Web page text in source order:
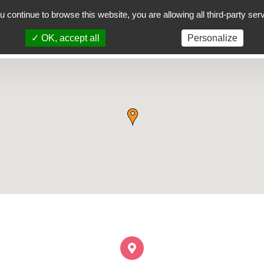
Cursos presenciales Localidades
continue to browse this website, you are allowing all third-party
✓ OK, accept all Personalize